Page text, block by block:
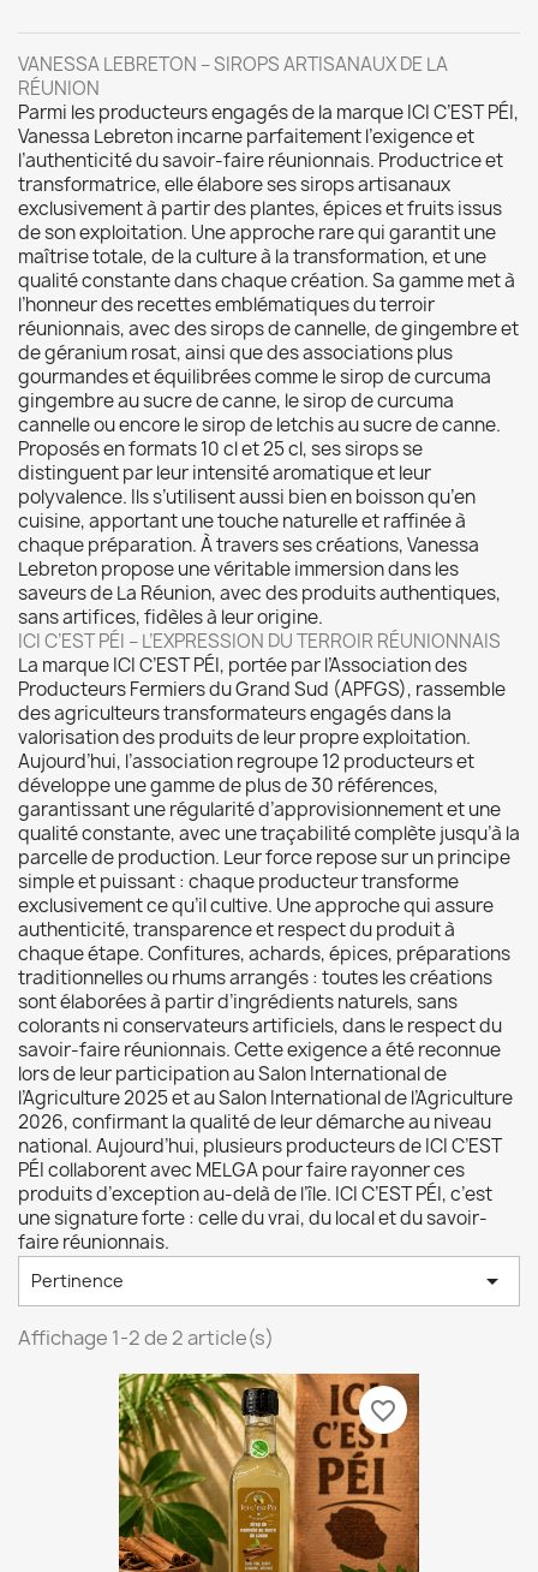
VANESSA LEBRETON – SIROPS ARTISANAUX DE LA
RÉUNION
Parmi les producteurs engagés de la marque ICI C’EST PÉI,
Vanessa Lebretonincarne parfaitement l’exigence et
l’authenticité du savoir-faire réunionnais. Productrice et
transformatrice, elle élabore ses sirops artisanaux
exclusivement à partir des plantes, épices et fruits issus
de son exploitation. Une approche rare qui garantit une
maîtrise totale, de la culture à la transformation, et une
qualité constante dans chaque création. Sa gamme met à
l’honneur des recettes emblématiques du terroir
réunionnais, avec des sirops de cannelle, de gingembre et
de géranium rosat, ainsi que des associations plus
gourmandes et équilibrées comme le sirop de curcuma
gingembre au sucre de canne, le sirop de curcuma
cannelle ou encore le sirop de letchis au sucre de canne.
Proposés en formats 10 cl et 25 cl, ses sirops se
distinguent par leur intensité aromatique et leur
polyvalence. Ils s’utilisent aussi bien en boisson qu’en
cuisine, apportant une touche naturelle et raffinée à
chaque préparation. À travers ses créations, Vanessa
Lebreton propose une véritable immersion dans les
saveurs de La Réunion, avec des produits authentiques,
sans artifices, fidèles à leur origine.
ICI C’EST PÉI – L’EXPRESSION DU TERROIR RÉUNIONNAIS
La marque ICI C’EST PÉI, portée par l’Association des
Producteurs Fermiers du Grand Sud (APFGS), rassemble
des agriculteurs transformateurs engagés dans la
valorisation des produits de leur propre exploitation.
Aujourd’hui, l’association regroupe 12 producteurs et
développe une gamme de plus de 30 références,
garantissant une régularité d’approvisionnement et une
qualité constante, avec une traçabilité complète jusqu’à la
parcelle de production. Leur force repose sur un principe
simple et puissant : chaque producteur transforme
exclusivement ce qu’il cultive. Une approche qui assure
authenticité, transparence et respect du produit à
chaque étape. Confitures, achards, épices, préparations
traditionnelles ou rhums arrangés : toutes les créations
sont élaborées à partir d’ingrédients naturels, sans
colorants ni conservateurs artificiels, dans le respect du
savoir-faire réunionnais. Cette exigence a été reconnue
lors de leur participation auSalon International de
l’Agriculture 2025et auSalon International de l’Agriculture
2026, confirmant la qualité de leur démarche au niveau
national. Aujourd’hui, plusieurs producteurs de ICI C’EST
PÉI collaborent avec MELGA pour faire rayonner ces
produits d’exception au-delà de l’île. ICI C’EST PÉI, c’est
une signature forte : celle du vrai, du local et du savoir-
faire réunionnais.
Pertinence 
Affichage 1-2 de 2 article(s)
favorite_border